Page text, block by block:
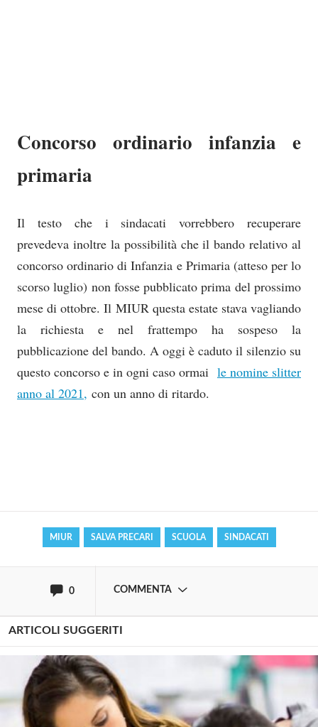
Concorso ordinario infanzia e
primaria
Il testo che i sindacati vorrebbero recuperare
prevedeva inoltre la possibilità che il bando relativo al
concorso ordinario di Infanzia e Primaria (atteso per lo
scorso luglio) non fosse pubblicato prima del prossimo
mese di ottobre. Il MIUR questa estate stava vagliando
la richiesta e nel frattempo ha sospeso la
pubblicazione del bando. A oggi è caduto il silenzio su
questo concorso e in ogni caso ormai le nomine slitter
anno al 2021, con un anno di ritardo.
MIUR SALVA PRECARI SCUOLA SINDACATI
0 COMMENTA
ARTICOLI SUGGERITI